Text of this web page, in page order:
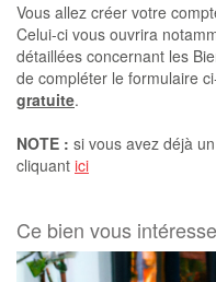
Vous allez créer votre
Celui-ci vous ouvrira
détaillées concernant les
de compléter le formulaire
gratuite.
NOTE : si vous avez déjà
cliquant ici
Ce bien vous intéresse